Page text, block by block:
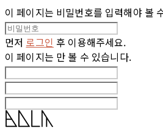
이 페이지는 비밀번호를 입력해야 볼
먼저 로그인 후 이용해주세요.
이 페이지는 만 볼 수 있습니다.